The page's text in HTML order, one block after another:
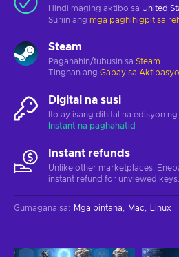
Hindi maging aktibo sa United
Suriin ang mga paghihigpit sa
Steam
Paganahin/tubusin sa Steam
Tingnan ang Gabay sa
Digital na susi
Ito ay isang dihital na edisyon
Instant na paghahatid
Instant refunds
Unlike other marketplaces,
instant refund for unviewed keys.
Gumagana sa: Mga bintana Mac Linux